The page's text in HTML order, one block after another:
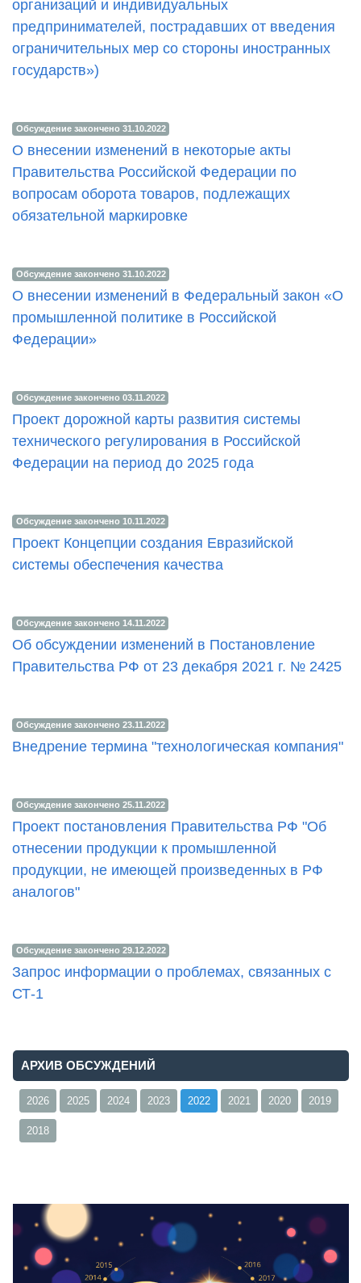
организаций и индивидуальных
предпринимателей, пострадавших от введения
ограничительных мер со стороны иностранных
государств»)
Обсуждение закончено 31.10.2022
О внесении изменений в некоторые акты
Правительства Российской Федерации по
вопросам оборота товаров, подлежащих
обязательной маркировке
Обсуждение закончено 31.10.2022
О внесении изменений в Федеральный закон «О
промышленной политике в Российской
Федерации»
Обсуждение закончено 03.11.2022
Проект дорожной карты развития системы
технического регулирования в Российской
Федерации на период до 2025 года
Обсуждение закончено 10.11.2022
Проект Концепции создания Евразийской
системы обеспечения качества
Обсуждение закончено 14.11.2022
Об обсуждении изменений в Постановление
Правительства РФ от 23 декабря 2021 г. № 2425
Обсуждение закончено 23.11.2022
Внедрение термина "технологическая компания"
Обсуждение закончено 25.11.2022
Проект постановления Правительства РФ "Об
отнесении продукции к промышленной
продукции, не имеющей произведенных в РФ
аналогов"
Обсуждение закончено 29.12.2022
Запрос информации о проблемах, связанных с
СТ-1
АРХИВ ОБСУЖДЕНИЙ
2026 2025 2024 2023 2022 2021 2020 2019
2018